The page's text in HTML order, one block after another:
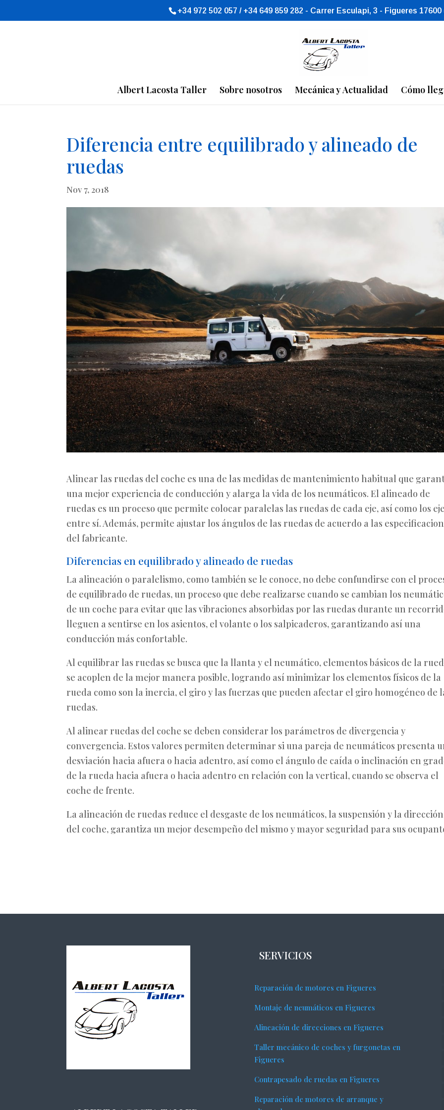
+34 972 502 057 / +34 649 859 282 - Carrer Esculapi, 3 - Figueres
Albert Lacosta Taller Sobre nosotros Mecánica y Actualidad Cómo
Diferencia entre equilibrado y alineado de
ruedas
Nov 7, 2018
Alinear las ruedas del coche es una de las medidas de mantenimiento habitual que
una mejor experiencia de conducción y alarga la vida de los neumáticos. El alineado de
ruedas es un proceso que permite colocar paralelas las ruedas de cada eje, así como los
entre sí. Además, permite ajustar los ángulos de las ruedas de acuerdo a las
del fabricante.
Diferencias en equilibrado y alineado de ruedas
La alineación o paralelismo, como también se le conoce, no debe confundirse con el
de equilibrado de ruedas, un proceso que debe realizarse cuando se cambian los
de un coche para evitar que las vibraciones absorbidas por las ruedas durante un
lleguen a sentirse en los asientos, el volante o los salpicaderos, garantizando así una
conducción más confortable.
Al equilibrar las ruedas se busca que la llanta y el neumático, elementos básicos de la
se acoplen de la mejor manera posible, logrando así minimizar los elementos físicos de la
rueda como son la inercia, el giro y las fuerzas que pueden afectar el giro homogéneo de
ruedas.
Al alinear ruedas del coche se deben considerar los parámetros de divergencia y
convergencia. Estos valores permiten determinar si una pareja de neumáticos presenta
desviación hacia afuera o hacia adentro, así como el ángulo de caída o inclinación en
de la rueda hacia afuera o hacia adentro en relación con la vertical, cuando se observa el
coche de frente.
La alineación de ruedas reduce el desgaste de los neumáticos, la suspensión y la dirección
del coche, garantiza un mejor desempeño del mismo y mayor seguridad para sus
SERVICIOS
Reparación de motores en Figueres
Montaje de neumáticos en Figueres
Alineación de direcciones en Figueres
Taller mecánico de coches y furgonetas en
Figueres
Contrapesado de ruedas en Figueres
Reparación de motores de arranque y